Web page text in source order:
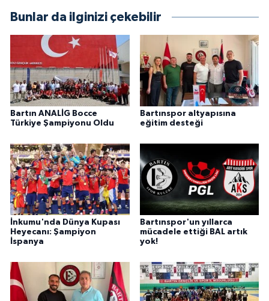
Bunlar da ilginizi çekebilir
Bartın ANALİG Bocce
Türkiye Şampiyonu Oldu
Bartınspor altyapısına
eğitim desteği
İnkumu'nda Dünya Kupası
Heyecanı: Şampiyon
İspanya
Bartınspor'un yıllarca
mücadele ettiği BAL artık
yok!